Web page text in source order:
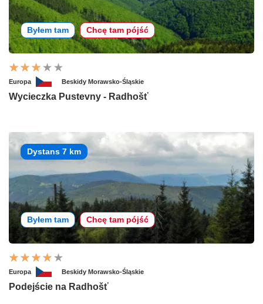
Byłem tam Chcę tam pójść
Europa Beskidy Morawsko-Śląskie
Wycieczka Pustevny - Radhošť
Dystans 7 km
Byłem tam Chcę tam pójść
Europa Beskidy Morawsko-Śląskie
Podejście na Radhošť